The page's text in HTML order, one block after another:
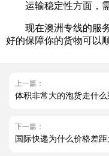
运输稳定性方面，需
现在澳洲专线的服务
好的保障你的货物可以
上一篇：
体积非常大的泡货走什么
下一篇：
国际快递为什么价格差